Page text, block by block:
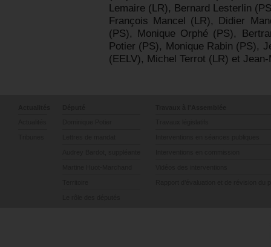
Lemaire (LR), Bernard Lesterlin
François Mancel (LR), Didier
(PS), Monique Orphé (PS),
Potier (PS), Monique Rabin (PS),
(EELV), Michel Terrot (LR) et